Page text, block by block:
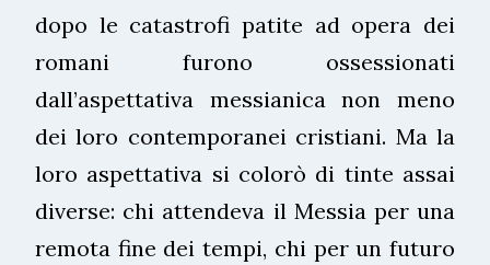
dopo le catastrofi patite ad opera dei
romani furono ossessionati
dall’aspettativa messianica non meno
dei loro contemporanei cristiani. Ma la
loro aspettativa si colorò di tinte assai
diverse: chi attendeva il Messia per una
remota fine dei tempi, chi per un futuro